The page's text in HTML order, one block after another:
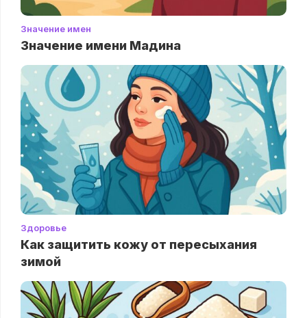
Значение имен
Значение имени Мадина
Здоровье
Как защитить кожу от пересыхания
зимой